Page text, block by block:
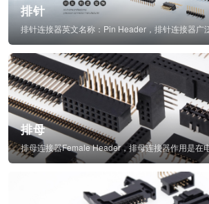
排针
排母